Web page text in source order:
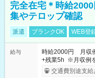
完全在宅＊時給
集やテロップ確認
派遣 ブランクOK WEB登
給与
時給2000円 月収
+残業5h ※月収例
取りサービス利用
交通費別途支給